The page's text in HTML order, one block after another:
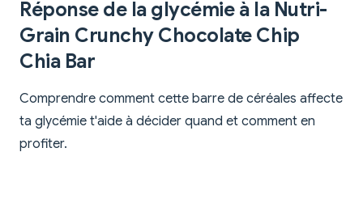
Réponse de la glycémie à la Nutri-
Grain Crunchy Chocolate Chip
Chia Bar
Comprendre comment cette barre de céréales affecte
ta glycémie t'aide à décider quand et comment en
profiter.